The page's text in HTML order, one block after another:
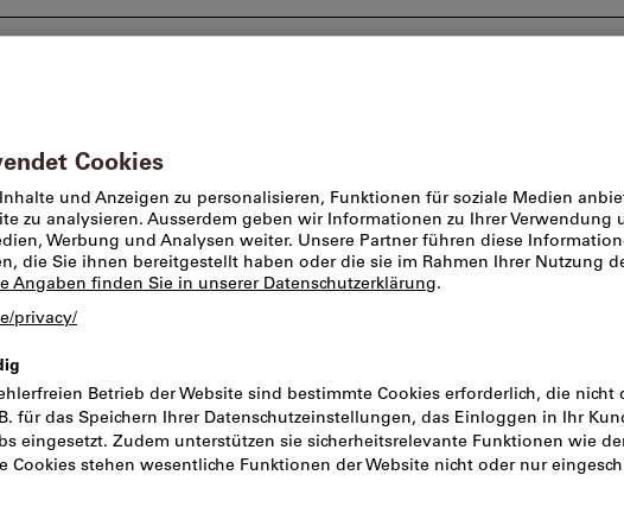
Fiberschleifscheiben
Fiberscheibe
Artikel-Nr.:2042755 Katalog-Nr.: